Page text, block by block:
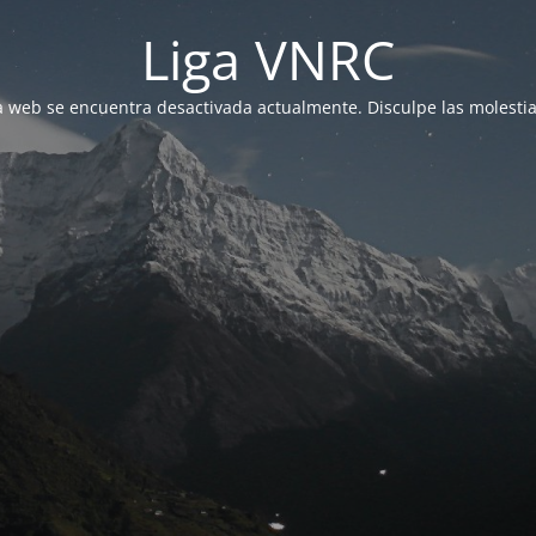
Liga VNRC
web se encuentra desactivada actualmente. Disculpe las